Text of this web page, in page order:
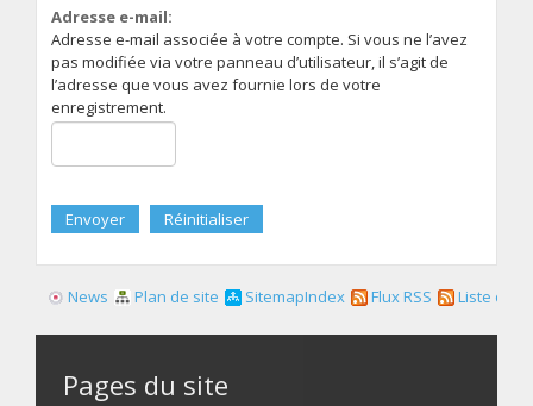
Adresse e-mail:
Adresse e-mail associée à votre compte. Si vous ne l’avez
pas modifiée via votre panneau d’utilisateur, il s’agit de
l’adresse que vous avez fournie lors de votre
enregistrement.
News Plan de site SitemapIndex Flux RSS Liste des
Pages du site